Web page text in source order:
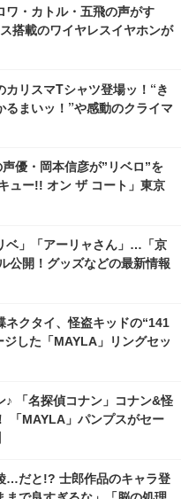
ワ・カトル・五飛の声がす
搭載のワイヤレスイヤホンが
カリスマTシャツ登場ッ！“き
るまいッ！”や感動のクライマ
優・岡本信彦が”リベロ”を
ュー!! オン ザ コート」東京
ベ」「アーリャさん」…「京
公開！グッズなどの最新情報
ネクタイ、怪盗キッドの“141
した「MAYLA」リングセッ
♪ 「名探偵コナン」コナン&怪
「MAYLA」パンプスがセー
…だと!? 士郎作品のキャラ登